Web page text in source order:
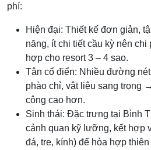
phí:
Hiện đại: Thiết kế đơn giản,
năng, ít chi tiết cầu kỳ nên
hợp cho resort 3 – 4 sao.
Tân cổ điển: Nhiều đường
phào chỉ, vật liệu sang trọng
công cao hơn.
Sinh thái: Đặc trưng tại Bình
cảnh quan kỹ lưỡng, kết hợp
đá, tre, kính) để hòa hợp